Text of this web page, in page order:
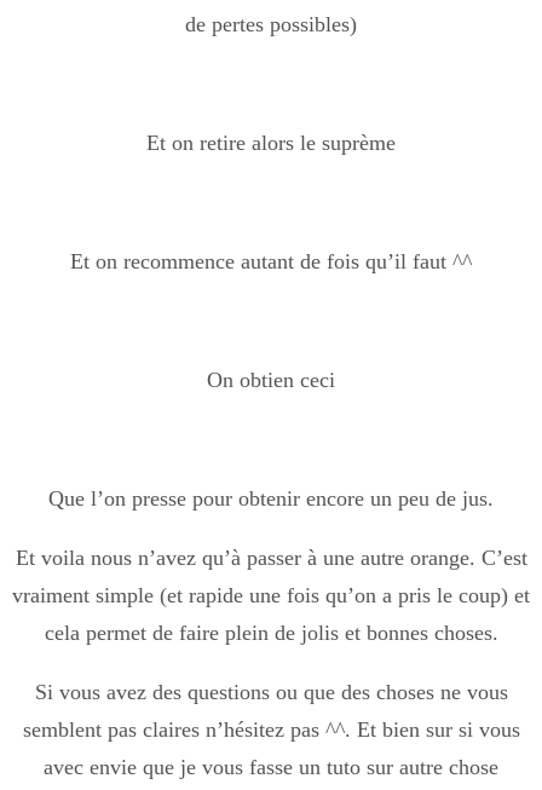
de pertes possibles)
Et on retire alors le suprème
Et on recommence autant de fois qu’il faut ^^
On obtien ceci
Que l’on presse pour obtenir encore un peu de jus.
Et voila nous n’avez qu’à passer à une autre orange. C’est
vraiment simple (et rapide une fois qu’on a pris le coup) et
cela permet de faire plein de jolis et bonnes choses.
Si vous avez des questions ou que des choses ne vous
semblent pas claires n’hésitez pas ^^. Et bien sur si vous
avec envie que je vous fasse un tuto sur autre chose